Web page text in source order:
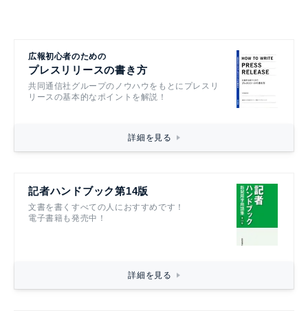
広報初心者のための
プレスリリースの書き方
共同通信社グループのノウハウをもとにプレスリ
リースの基本的なポイントを解説！
詳細を見る
記者ハンドブック第14版
文書を書くすべての人におすすめです！
電子書籍も発売中！
詳細を見る